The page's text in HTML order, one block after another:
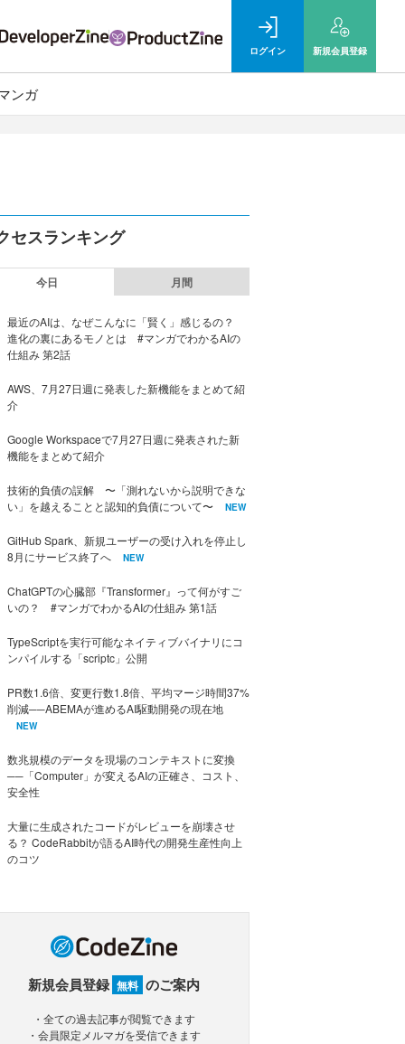
ログイン 新規会員登録
ンガ
セスランキング
今日 月間
最近のAIは、なぜこんなに「賢く」感じるの？
進化の裏にあるモノとは #マンガでわかるAIの
仕組み 第2話
AWS、7月27日週に発表した新機能をまとめて紹
介
Google Workspaceで7月27日週に発表された新
機能をまとめて紹介
技術的負債の誤解 〜「測れないから説明できな
い」を越えることと認知的負債について〜
NEW
GitHub Spark、新規ユーザーの受け入れを停止し
8月にサービス終了へ
NEW
ChatGPTの心臓部『Transformer』って何がすご
いの？ #マンガでわかるAIの仕組み 第1話
TypeScriptを実行可能なネイティブバイナリにコ
ンパイルする「scriptc」公開
PR数1.6倍、変更行数1.8倍、平均マージ時間37%
削減──ABEMAが進めるAI駆動開発の現在地
NEW
数兆規模のデータを現場のコンテキストに変換
──「Computer」が変えるAIの正確さ、コスト、
安全性
大量に生成されたコードがレビューを崩壊させ
る？ CodeRabbitが語るAI時代の開発生産性向上
のコツ
新規会員登録 無料 のご案内
・全ての過去記事が閲覧できます
・会員限定メルマガを受信できます